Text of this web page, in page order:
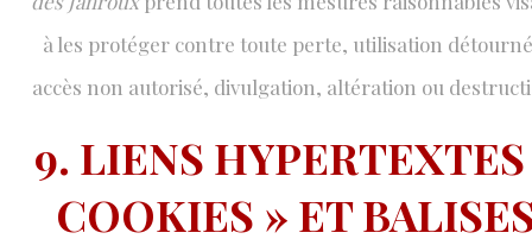
à les protéger contre toute perte, utilisation
accès non autorisé, divulgation, altération ou
9. LIENS
COOKIES » ET